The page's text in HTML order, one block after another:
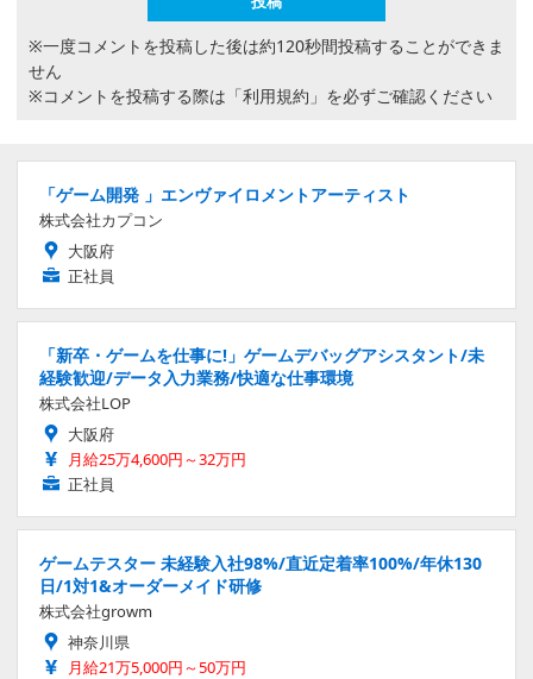
※一度コメントを投稿した後は約120秒間投稿することができま
せん
※コメントを投稿する際は 「利用規約」 を必ずご確認ください
「ゲーム開発 」エンヴァイロメントアーティスト
株式会社カプコン
大阪府
正社員
「新卒・ゲームを仕事に!」ゲームデバッグアシスタント/未
経験歓迎/データ入力業務/快適な仕事環境
株式会社LOP
大阪府
月給25万4,600円～32万円
正社員
ゲームテスター 未経験入社98%/直近定着率100%/年休130
日/1対1&オーダーメイド研修
株式会社growm
神奈川県
月給21万5,000円～50万円